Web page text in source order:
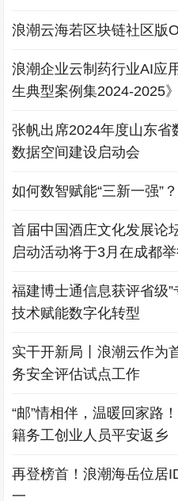
浪潮云海若区块链社区版
浪潮企业云制药行业AI应
生典型案例集2024-2025》
张帆出席2024年度山东
数据空间建设启动会
如何数智赋能“三新一强”
首届中国酒庄文化发展论
启动活动将于3月在成都
福建博士通信息获评省级
技术赋能数字化转型
实干开新局丨浪潮云作为
务安全评估试点工作
“邮”情相伴，温暖回家路
籍务工创业人员平安返乡
再登榜首！浪潮海岳位居
一